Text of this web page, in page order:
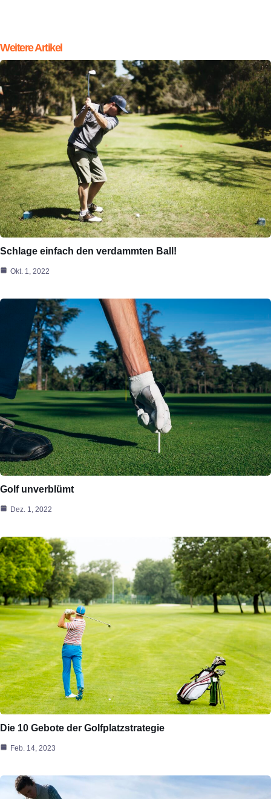
Weitere Artikel
Schlage einfach den verdammten Ball!
Okt. 1, 2022
Golf unverblümt
Dez. 1, 2022
Die 10 Gebote der Golfplatzstrategie
Feb. 14, 2023